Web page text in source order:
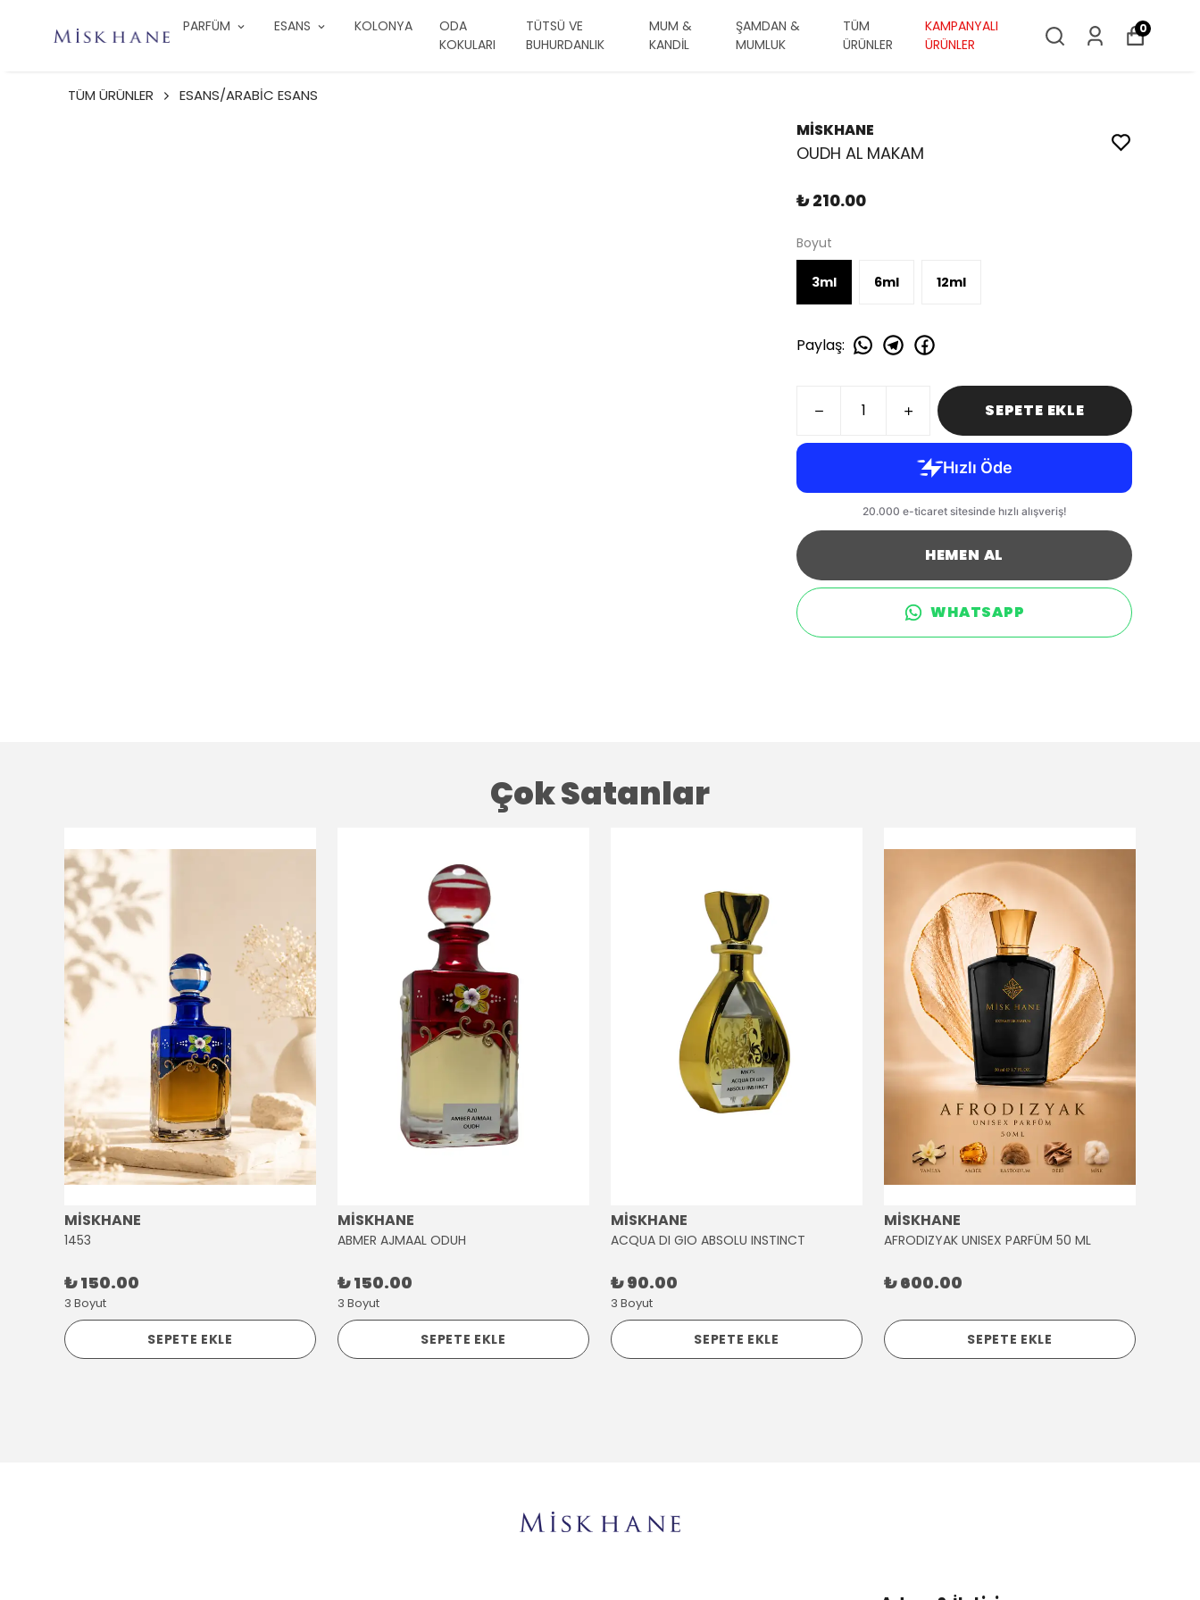
PARFÜM ESANS KOLONYA
ODA
KOKULARI
TÜTSÜ VE
BUHURDANLIK
MUM &
KANDİL
ŞAMDAN &
MUMLUK
TÜM
ÜRÜNLER
KAMPANYALI
ÜRÜNLER
0
TÜM ÜRÜNLER ESANS/ARABİC ESANS
MİSKHANE
OUDH AL MAKAM
₺ 210.00
Boyut
3ml 6ml 12ml
Paylaş:
SEPETE EKLE
HEMEN AL
WHATSAPP
Çok Satanlar
MİSKHANE
1453
₺ 150.00
3 Boyut
SEPETE EKLE
MİSKHANE
ABMER AJMAAL ODUH
₺ 150.00
3 Boyut
SEPETE EKLE
MİSKHANE
ACQUA DI GIO ABSOLU INSTINCT
₺ 90.00
3 Boyut
SEPETE EKLE
MİSKHANE
AFRODIZYAK UNISEX PARFÜM 50 ML
₺ 600.00
SEPETE EKLE